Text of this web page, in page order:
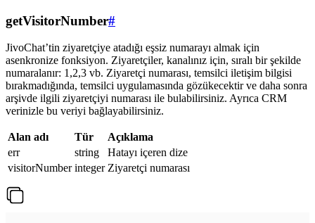
getVisitorNumber#
JivoChat’tin ziyaretçiye atadığı eşsiz numarayı almak için
asenkronize fonksiyon. Ziyaretçiler, kanalınız için, sıralı bir şekilde
numaralanır: 1,2,3 vb. Ziyaretçi numarası, temsilci iletişim bilgisi
bırakmadığında, temsilci uygulamasında gözükecektir ve daha sonra
arşivde ilgili ziyaretçiyi numarası ile bulabilirsiniz. Ayrıca CRM
verinizle bu veriyi bağlayabilirsiniz.
Alan adı Tür
Açıklama
err
string
Hatayı içeren dize
visitorNumber integer Ziyaretçi numarası